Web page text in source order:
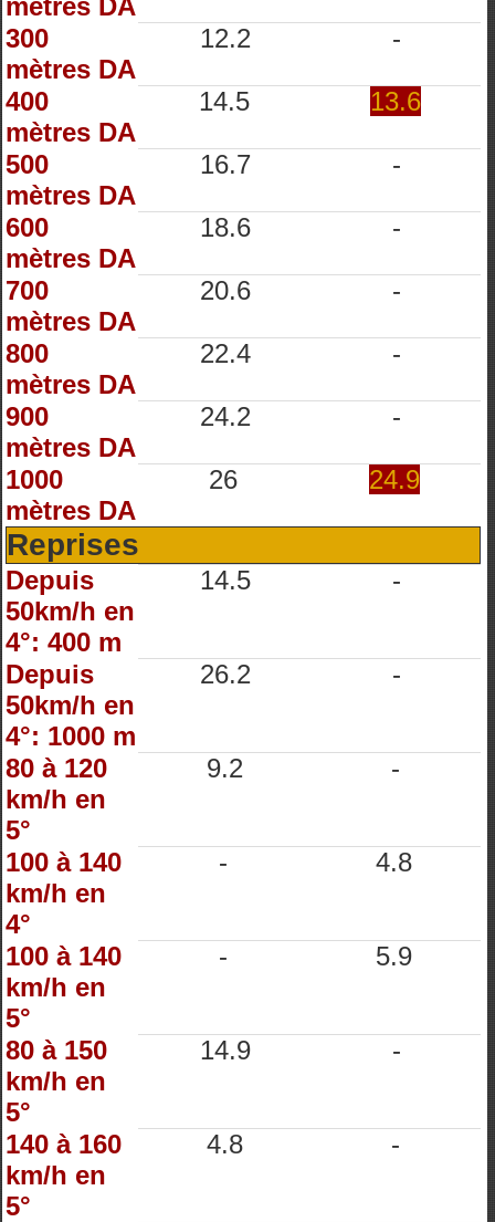
mètres DA
300
mètres DA
12.2 -
400
mètres DA
14.5 13.6
500
mètres DA
16.7 -
600
mètres DA
18.6 -
700
mètres DA
20.6 -
800
mètres DA
22.4 -
900
mètres DA
24.2 -
1000
mètres DA
26 24.9
Reprises
Depuis
50km/h en
4°: 400 m
14.5 -
Depuis
50km/h en
4°: 1000 m
26.2 -
80 à 120
km/h en
5°
9.2 -
100 à 140
km/h en
4°
- 4.8
100 à 140
km/h en
5°
- 5.9
80 à 150
km/h en
5°
14.9 -
140 à 160
km/h en
5°
4.8 -